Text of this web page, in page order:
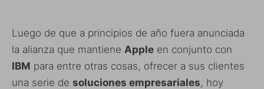
Luego de que a principios de año fuera anunciada
la alianza que mantiene Apple en conjunto con
IBM para entre otras cosas, ofrecer a sus clientes
una serie de soluciones empresariales, hoy